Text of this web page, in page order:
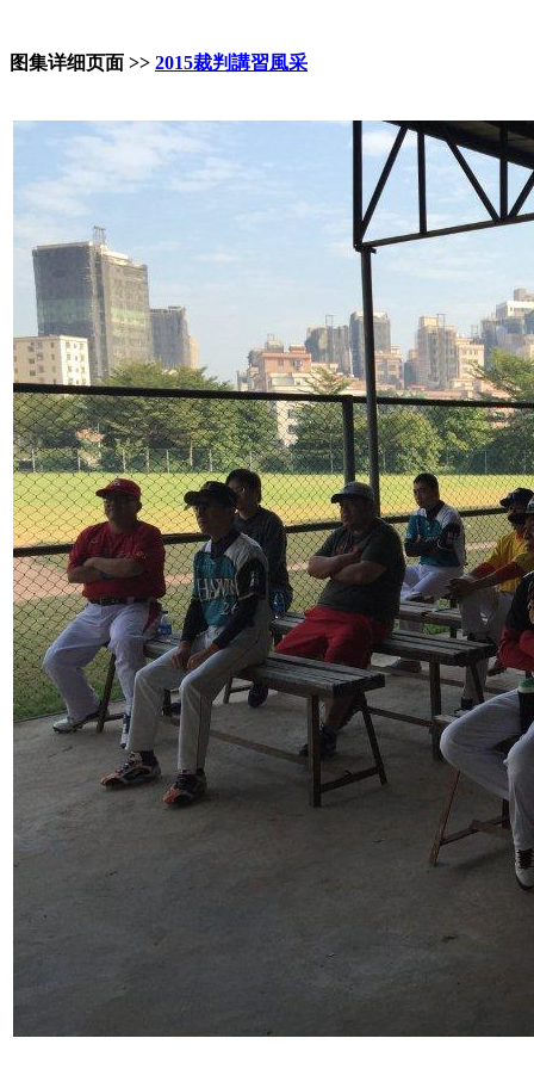
图集详细页面 >> 2015裁判講習風采